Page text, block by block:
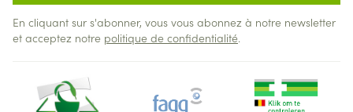
En cliquant sur s'abonner, vous vous abonnez à notre newsletter
et acceptez notre politique de confidentialité.